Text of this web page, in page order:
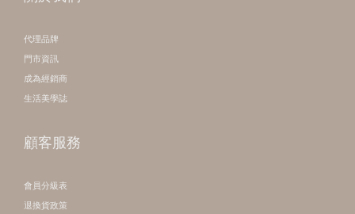
代理品牌
門市資訊
成為經銷商
生活美學誌
顧客服務
會員分級表
退換貨政策